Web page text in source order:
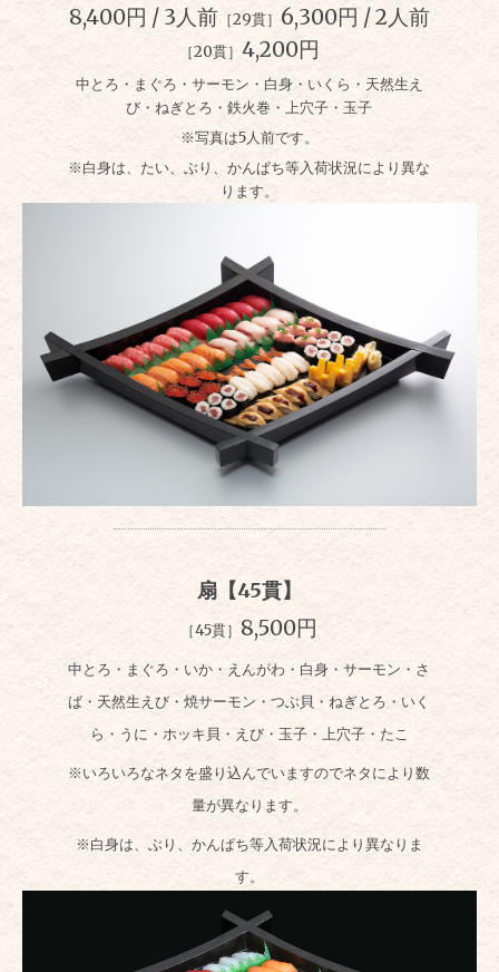
8,400円 / 3人前 ［29貫］ 6,300円 / 2人前
［20貫］ 4,200円
中とろ・まぐろ・サーモン・白身・いくら・天然生え
び・ねぎとろ・鉄火巻・上穴子・玉子
※写真は5人前です。
※白身は、たい、ぶり、かんぱち等入荷状況により異な
ります。
扇【45貫】
［45貫］ 8,500円
中とろ・まぐろ・いか・えんがわ・白身・サーモン・さ
ば・天然生えび・焼サーモン・つぶ貝・ねぎとろ・いく
ら・うに・ホッキ貝・えび・玉子・上穴子・たこ
※いろいろなネタを盛り込んでいますのでネタにより数
量が異なります。
※白身は、ぶり、かんぱち等入荷状況により異なりま
す。